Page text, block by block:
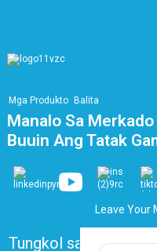
Mga Produkto Balita
Manalo Sa
Buuin Ang Tatak
Tungkol sa Amin
Leave Your